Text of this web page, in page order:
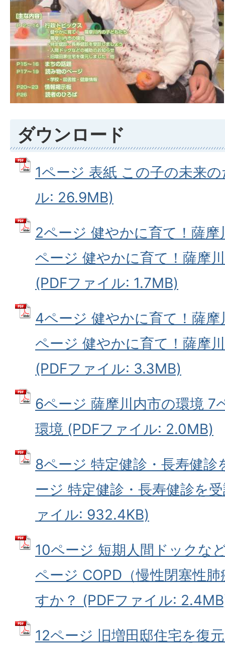
ダウンロード
1ページ 表紙 この子の未来
ル: 26.9MB)
2ページ 健やかに育て！薩
ページ 健やかに育て！薩摩
(PDFファイル: 1.7MB)
4ページ 健やかに育て！薩
ページ 健やかに育て！薩摩
(PDFファイル: 3.3MB)
6ページ 薩摩川内市の環境 7
環境 (PDFファイル: 2.0MB)
8ページ 特定健診・長寿健
ージ 特定健診・長寿健診を
ァイル: 932.4KB)
10ページ 短期人間ドックな
ページ COPD（慢性閉塞性
すか？ (PDFファイル:
12ページ 旧増田邸住宅を復